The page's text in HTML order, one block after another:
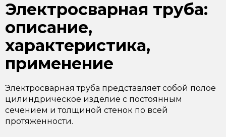
Электросварная труба:
описание,
характеристика,
применение
Электросварная труба представляет собой полое
цилиндрическое изделие с постоянным
сечением и толщиной стенок по всей
протяженности.